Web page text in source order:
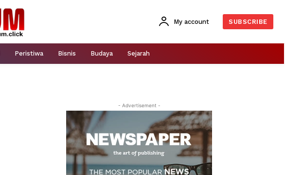
My account SUBSCRIBE
Peristiwa Bisnis Budaya Sejarah
- Advertisement -